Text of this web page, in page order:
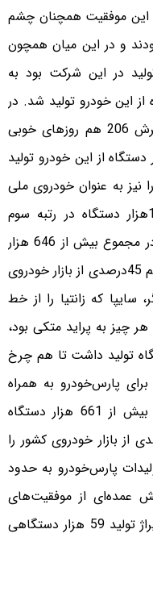
این موفقیت همچنان چشم
و در این میان همچون
405 پرچم‌دار تولید در این شرکت بود به
178 هزار دستگاه از این خودرو تولید شد. در
کنار پژو 405، برادر کوچک‌تر و جوان‌ترش 206 هم روزهای خوبی
این سال بیش از 167 هزار دستگاه از این خودرو تولید
نیز به عنوان خودروی ملی
عرضه می‌کردند که با آمار تولید 141هزار دستگاه در رتبه سوم
ایستاده بود. ایران‌خودرو در این سال در مجموع بیش از 646 هزار
دستگاه خودرو تولید کرد و توانست سهم 45درصدی از بازار خودروی
سایپا که زانتیا را از خط
چیز به پراید متکی بود،
611 هزار دستگاه تولید داشت تا هم چرخ
پارس‌خودرو به همراه
داشته باشد. سایپایی‌ها در این سال بیش از 661 هزار دستگاه
تا بتوانند سهم 46درصدی از بازار خودروی کشور را
پارس‌خودرو به حدود
عمده‌ای از موفقیت‌های
پارس‌خودرو را باید به نام تندر90 با تیراژ تولید 59 هزار دستگاهی